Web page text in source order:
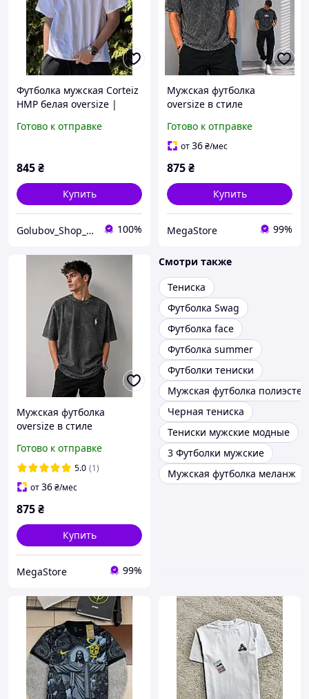
Футболка мужская Corteiz
HMP белая oversize |
| хлопковая базовая
Готово к отправке
845₴
Купить
Golubov_Shop_UA 100%
Мужская футболка
oversize в стиле
wash эффектом и
стильным принтом для
Готово к отправке
от36₴/мес
875₴
Купить
MegaStore 99%
Мужская футболка
oversize в стиле
acid wash эффектом и
минималистичным
принтом для
повседневных образов
Готово к отправке
5.0 (1)
от36₴/мес
875₴
Купить
MegaStore 99%
Смотри также
Тениска
Футболка Swag
Футболка face
Футболка summer
Футболки тениски
Мужская футболка полиэстер
Черная тениска
Тениски мужские модные
3 Футболки мужские
Мужская футболка меланж